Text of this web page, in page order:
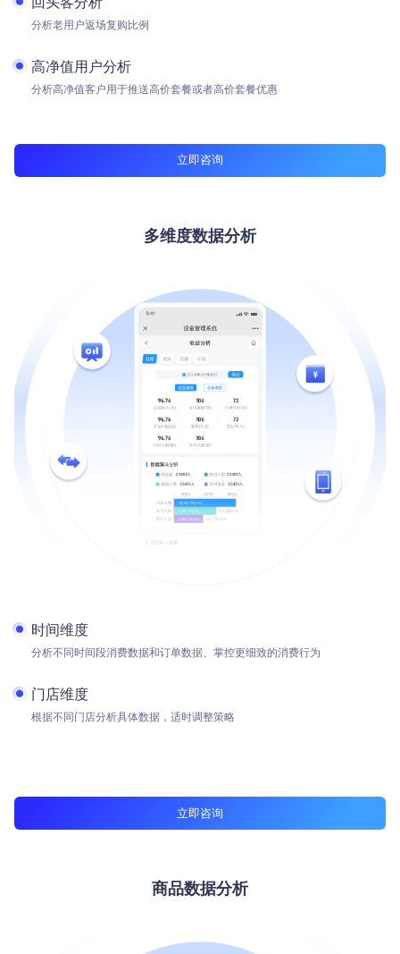
分析老用户返场复购比例
高净值用户分析
分析高净值客户用于推送高价套餐或者高价套餐优惠
立即咨询
多维度数据分析
时间维度
分析不同时间段消费数据和订单数据、掌控更细致的消费行为
门店维度
根据不同门店分析具体数据，适时调整策略
立即咨询
商品数据分析